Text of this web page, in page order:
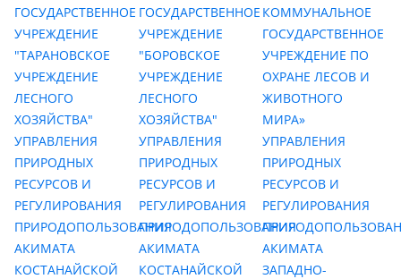
ГОСУДАРСТВЕННОЕ
УЧРЕЖДЕНИЕ
"ТАРАНОВСКОЕ
УЧРЕЖДЕНИЕ
ЛЕСНОГО
ХОЗЯЙСТВА"
УПРАВЛЕНИЯ
ПРИРОДНЫХ
РЕСУРСОВ И
РЕГУЛИРОВАНИЯ
ПРИРОДОПОЛЬЗОВАНИЯ
АКИМАТА
КОСТАНАЙСКОЙ
ГОСУДАРСТВЕННОЕ
УЧРЕЖДЕНИЕ
"БОРОВСКОЕ
УЧРЕЖДЕНИЕ
ЛЕСНОГО
ХОЗЯЙСТВА"
УПРАВЛЕНИЯ
ПРИРОДНЫХ
РЕСУРСОВ И
РЕГУЛИРОВАНИЯ
ПРИРОДОПОЛЬЗОВАНИЯ
АКИМАТА
КОСТАНАЙСКОЙ
КОММУНАЛЬНОЕ
ГОСУДАРСТВЕННОЕ
УЧРЕЖДЕНИЕ ПО
ОХРАНЕ ЛЕСОВ И
ЖИВОТНОГО
МИРА»
УПРАВЛЕНИЯ
ПРИРОДНЫХ
РЕСУРСОВ И
РЕГУЛИРОВАНИЯ
АКИМАТА
ЗАПАДНО-